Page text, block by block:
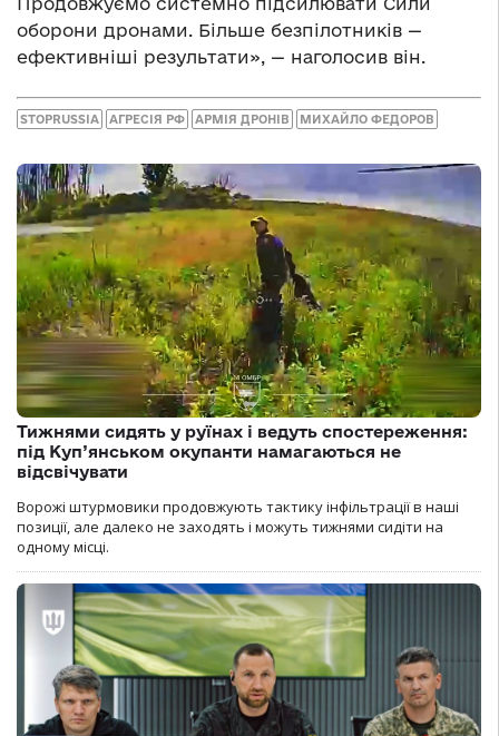
оборони дронами. Більше безпілотників —
ефективніші результати», — наголосив він.
STOPRUSSIA АГРЕСІЯ РФ АРМІЯ ДРОНІВ МИХАЙЛО ФЕДОРОВ
Тижнями сидять у руїнах і ведуть спостереження:
під Куп’янськом окупанти намагаються не
відсвічувати
Ворожі штурмовики продовжують тактику інфільтрації в наші
позиції, але далеко не заходять і можуть тижнями сидіти на
одному місці.